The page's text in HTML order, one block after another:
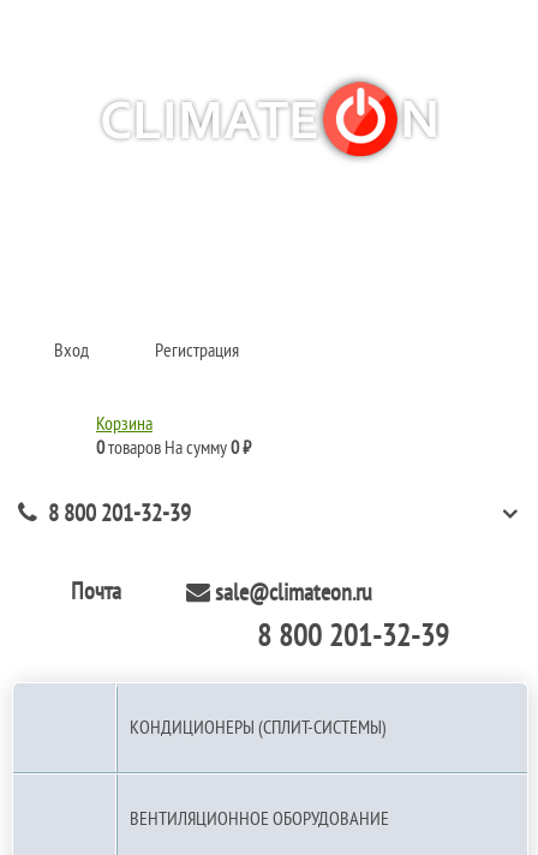
Вход Регистрация
Корзина
0товаров На сумму0 ₽
8 800 201-32-39
Почта sale@climateon.ru
8 800 201-32-39
КОНДИЦИОНЕРЫ (СПЛИТ-СИСТЕМЫ)
ВЕНТИЛЯЦИОННОЕ ОБОРУДОВАНИЕ